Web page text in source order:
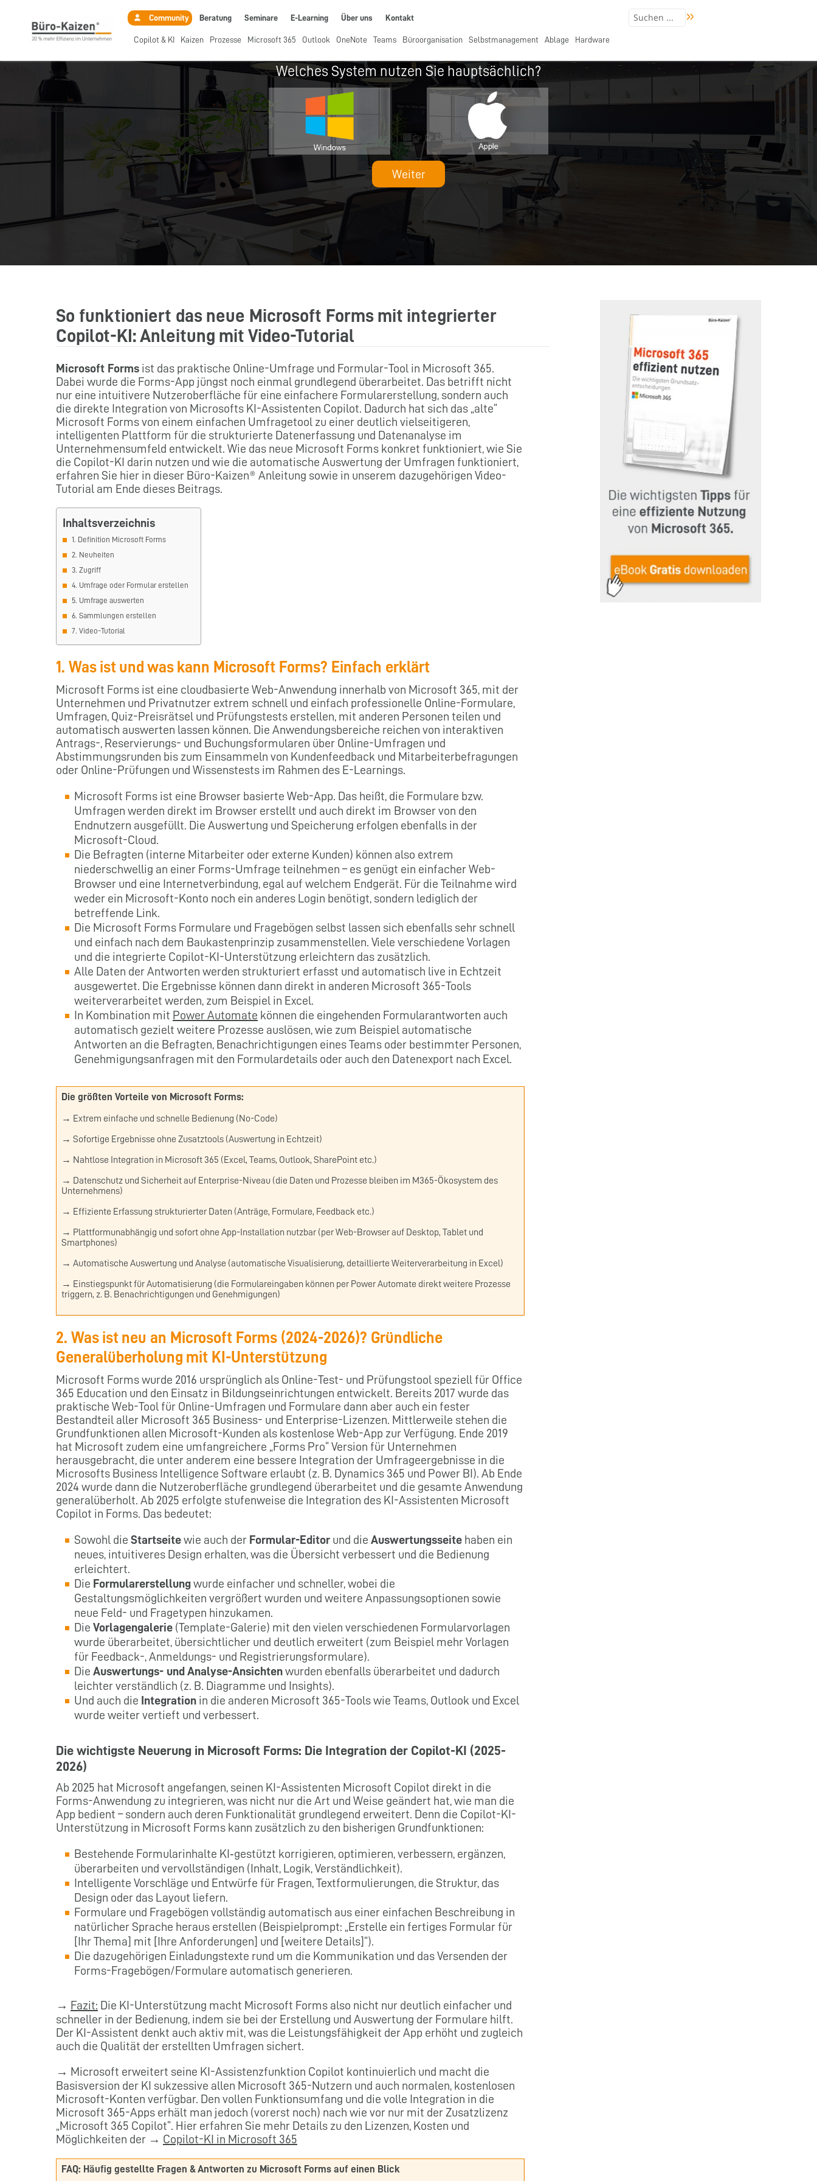
Community Beratung Seminare E-Learning Über uns Kontakt
Copilot & KI Kaizen Prozesse Microsoft 365 Outlook OneNote Teams Büroorganisation Selbstmanagement Ablage Hardware
Welches System nutzen Sie hauptsächlich?
Weiter
So funktioniert das neue Microsoft Forms mit integrierter
Copilot-KI: Anleitung mit Video-Tutorial
Microsoft Forms ist das praktische Online-Umfrage und Formular-Tool in Microsoft 365.
Dabei wurde die Forms-App jüngst noch einmal grundlegend überarbeitet. Das betrifft nicht
nur eine intuitivere Nutzeroberfläche für eine einfachere Formularerstellung, sondern auch
die direkte Integration von Microsofts KI-Assistenten Copilot. Dadurch hat sich das „alte“
Microsoft Forms von einem einfachen Umfragetool zu einer deutlich vielseitigeren,
intelligenten Plattform für die strukturierte Datenerfassung und Datenanalyse im
Unternehmensumfeld entwickelt. Wie das neue Microsoft Forms konkret funktioniert, wie Sie
die Copilot-KI darin nutzen und wie die automatische Auswertung der Umfragen funktioniert,
erfahren Sie hier in dieser Büro-Kaizen® Anleitung sowie in unserem dazugehörigen Video-
Tutorial am Ende dieses Beitrags.
Inhaltsverzeichnis
1. Definition Microsoft Forms
2. Neuheiten
3. Zugriff
4. Umfrage oder Formular erstellen
5. Umfrage auswerten
6. Sammlungen erstellen
7. Video-Tutorial
1. Was ist und was kann Microsoft Forms? Einfach erklärt
Microsoft Forms ist eine cloudbasierte Web-Anwendung innerhalb von Microsoft 365, mit der
Unternehmen und Privatnutzer extrem schnell und einfach professionelle Online-Formulare,
Umfragen, Quiz-Preisrätsel und Prüfungstests erstellen, mit anderen Personen teilen und
automatisch auswerten lassen können. Die Anwendungsbereiche reichen von interaktiven
Antrags-, Reservierungs- und Buchungsformularen über Online-Umfragen und
Abstimmungsrunden bis zum Einsammeln von Kundenfeedback und Mitarbeiterbefragungen
oder Online-Prüfungen und Wissenstests im Rahmen des E-Learnings.
Microsoft Forms ist eine Browser basierte Web-App. Das heißt, die Formulare bzw.
Umfragen werden direkt im Browser erstellt und auch direkt im Browser von den
Endnutzern ausgefüllt. Die Auswertung und Speicherung erfolgen ebenfalls in der
Microsoft-Cloud.
Die Befragten (interne Mitarbeiter oder externe Kunden) können also extrem
niederschwellig an einer Forms-Umfrage teilnehmen – es genügt ein einfacher Web-
Browser und eine Internetverbindung, egal auf welchem Endgerät. Für die Teilnahme wird
weder ein Microsoft-Konto noch ein anderes Login benötigt, sondern lediglich der
betreffende Link.
Die Microsoft Forms Formulare und Fragebögen selbst lassen sich ebenfalls sehr schnell
und einfach nach dem Baukastenprinzip zusammenstellen. Viele verschiedene Vorlagen
und die integrierte Copilot-KI-Unterstützung erleichtern das zusätzlich.
Alle Daten der Antworten werden strukturiert erfasst und automatisch live in Echtzeit
ausgewertet. Die Ergebnisse können dann direkt in anderen Microsoft 365-Tools
weiterverarbeitet werden, zum Beispiel in Excel.
In Kombination mit Power Automate können die eingehenden Formularantworten auch
automatisch gezielt weitere Prozesse auslösen, wie zum Beispiel automatische
Antworten an die Befragten, Benachrichtigungen eines Teams oder bestimmter Personen,
Genehmigungsanfragen mit den Formulardetails oder auch den Datenexport nach Excel.
Die größten Vorteile von Microsoft Forms:
→ Extrem einfache und schnelle Bedienung (No-Code)
→ Sofortige Ergebnisse ohne Zusatztools (Auswertung in Echtzeit)
→ Nahtlose Integration in Microsoft 365 (Excel, Teams, Outlook, SharePoint etc.)
→ Datenschutz und Sicherheit auf Enterprise-Niveau (die Daten und Prozesse bleiben im M365-Ökosystem des
Unternehmens)
→ Effiziente Erfassung strukturierter Daten (Anträge, Formulare, Feedback etc.)
→ Plattformunabhängig und sofort ohne App-Installation nutzbar (per Web-Browser auf Desktop, Tablet und
Smartphones)
→ Automatische Auswertung und Analyse (automatische Visualisierung, detaillierte Weiterverarbeitung in Excel)
→ Einstiegspunkt für Automatisierung (die Formulareingaben können per Power Automate direkt weitere Prozesse
triggern, z. B. Benachrichtigungen und Genehmigungen)
2. Was ist neu an Microsoft Forms (2024-2026)? Gründliche
Generalüberholung mit KI-Unterstützung
Microsoft Forms wurde 2016 ursprünglich als Online-Test- und Prüfungstool speziell für Office
365 Education und den Einsatz in Bildungseinrichtungen entwickelt. Bereits 2017 wurde das
praktische Web-Tool für Online-Umfragen und Formulare dann aber auch ein fester
Bestandteil aller Microsoft 365 Business- und Enterprise-Lizenzen. Mittlerweile stehen die
Grundfunktionen allen Microsoft-Kunden als kostenlose Web-App zur Verfügung. Ende 2019
hat Microsoft zudem eine umfangreichere „Forms Pro“ Version für Unternehmen
herausgebracht, die unter anderem eine bessere Integration der Umfrageergebnisse in die
Microsofts Business Intelligence Software erlaubt (z. B. Dynamics 365 und Power BI). Ab Ende
2024 wurde dann die Nutzeroberfläche grundlegend überarbeitet und die gesamte Anwendung
generalüberholt. Ab 2025 erfolgte stufenweise die Integration des KI-Assistenten Microsoft
Copilot in Forms. Das bedeutet:
Sowohl die Startseite wie auch der Formular-Editor und die Auswertungsseite haben ein
neues, intuitiveres Design erhalten, was die Übersicht verbessert und die Bedienung
erleichtert.
Die Formularerstellung wurde einfacher und schneller, wobei die
Gestaltungsmöglichkeiten vergrößert wurden und weitere Anpassungsoptionen sowie
neue Feld- und Fragetypen hinzukamen.
Die Vorlagengalerie (Template-Galerie) mit den vielen verschiedenen Formularvorlagen
wurde überarbeitet, übersichtlicher und deutlich erweitert (zum Beispiel mehr Vorlagen
für Feedback-, Anmeldungs- und Registrierungsformulare).
Die Auswertungs- und Analyse-Ansichten wurden ebenfalls überarbeitet und dadurch
leichter verständlich (z. B. Diagramme und Insights).
Und auch die Integration in die anderen Microsoft 365-Tools wie Teams, Outlook und Excel
wurde weiter vertieft und verbessert.
Die wichtigste Neuerung in Microsoft Forms: Die Integration der Copilot-KI (2025-
2026)
Ab 2025 hat Microsoft angefangen, seinen KI-Assistenten Microsoft Copilot direkt in die
Forms-Anwendung zu integrieren, was nicht nur die Art und Weise geändert hat, wie man die
App bedient – sondern auch deren Funktionalität grundlegend erweitert. Denn die Copilot-KI-
Unterstützung in Microsoft Forms kann zusätzlich zu den bisherigen Grundfunktionen:
Bestehende Formularinhalte KI‑gestützt korrigieren, optimieren, verbessern, ergänzen,
überarbeiten und vervollständigen (Inhalt, Logik, Verständlichkeit).
Intelligente Vorschläge und Entwürfe für Fragen, Textformulierungen, die Struktur, das
Design oder das Layout liefern.
Formulare und Fragebögen vollständig automatisch aus einer einfachen Beschreibung in
natürlicher Sprache heraus erstellen (Beispielprompt: „Erstelle ein fertiges Formular für
[Ihr Thema] mit [Ihre Anforderungen] und [weitere Details]“).
Die dazugehörigen Einladungstexte rund um die Kommunikation und das Versenden der
Forms-Fragebögen/Formulare automatisch generieren.
→ Fazit: Die KI-Unterstützung macht Microsoft Forms also nicht nur deutlich einfacher und
schneller in der Bedienung, indem sie bei der Erstellung und Auswertung der Formulare hilft.
Der KI-Assistent denkt auch aktiv mit, was die Leistungsfähigkeit der App erhöht und zugleich
auch die Qualität der erstellten Umfragen sichert.
→ Microsoft erweitert seine KI-Assistenzfunktion Copilot kontinuierlich und macht die
Basisversion der KI sukzessive allen Microsoft 365-Nutzern und auch normalen, kostenlosen
Microsoft-Konten verfügbar. Den vollen Funktionsumfang und die volle Integration in die
Microsoft 365-Apps erhält man jedoch (vorerst noch) nach wie vor nur mit der Zusatzlizenz
„Microsoft 365 Copilot“. Hier erfahren Sie mehr Details zu den Lizenzen, Kosten und
Möglichkeiten der → Copilot-KI in Microsoft 365
FAQ: Häufig gestellte Fragen & Antworten zu Microsoft Forms auf einen Blick